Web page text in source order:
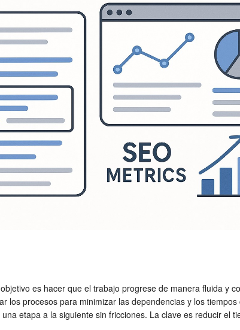
es hacer que el trabajo progrese de manera fluida
los procesos para minimizar las dependencias y los
etapa a la siguiente sin fricciones. La clave es reducir